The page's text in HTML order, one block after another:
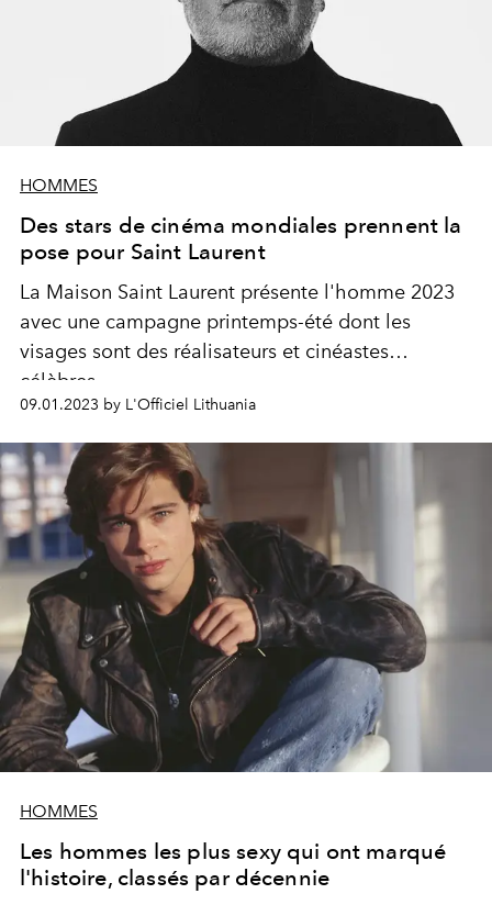
HOMMES
Des stars de cinéma mondiales prennent la
pose pour Saint Laurent
La Maison Saint Laurent présente l'homme 2023
avec une campagne printemps-été dont les
visages sont des réalisateurs et cinéastes
célèbres.
09.01.2023 by L'Officiel Lithuania
HOMMES
Les hommes les plus sexy qui ont marqué
l'histoire, classés par décennie